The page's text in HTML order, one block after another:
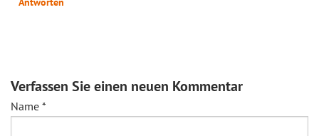
Verfassen Sie einen neuen Kommentar
Name *